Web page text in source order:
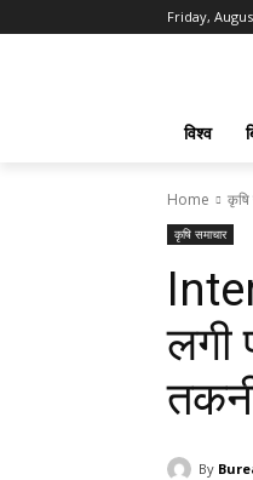
Friday,
विश्व
Home कृषि
कृषि समाचार
लगी
By